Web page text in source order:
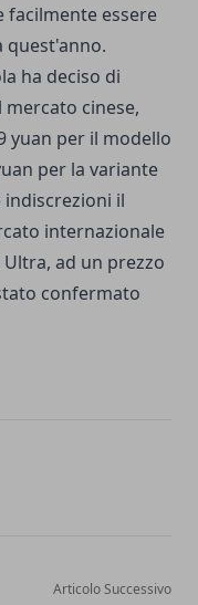
essere
quest'anno.
ha deciso di
cinese,
yuan per il modello
per la variante
indiscrezioni il
internazionale
ad un prezzo
confermato
Articolo Successivo